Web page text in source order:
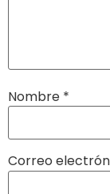
Nombre *
Correo